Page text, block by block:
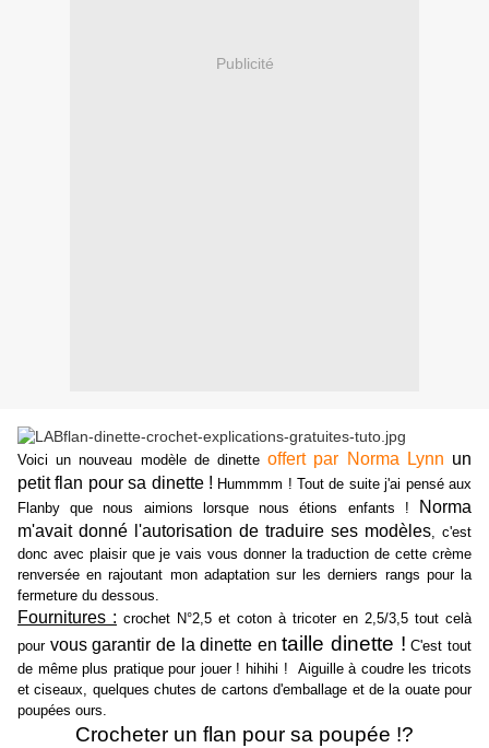
Publicité
Voici un nouveau modèle de dinetteoffert par Norma Lynn un
petit flan pour sa dinette ! Hummmm ! Tout de suite j'ai pensé aux
Flanby que nous aimions lorsque nous étions enfants !
Norma
m'avait donné l'autorisation de traduire ses modèles, c'est
donc avec plaisir que je vais vous donner la traduction de cette crème
renversée en rajoutant mon adaptation sur les derniers rangs pour la
fermeture du dessous.
Fournitures : crochet N°2,5 et coton à tricoter en 2,5/3,5 tout celà
pour vous garantir de la dinette entaille dinette ! C'est tout
de même plus pratique pour jouer ! hihihi ! Aiguille à coudre les tricots
et ciseaux, quelques chutes de cartons d'emballage et de la ouate pour
poupées ours.
Crocheter un flan pour sa poupée !?